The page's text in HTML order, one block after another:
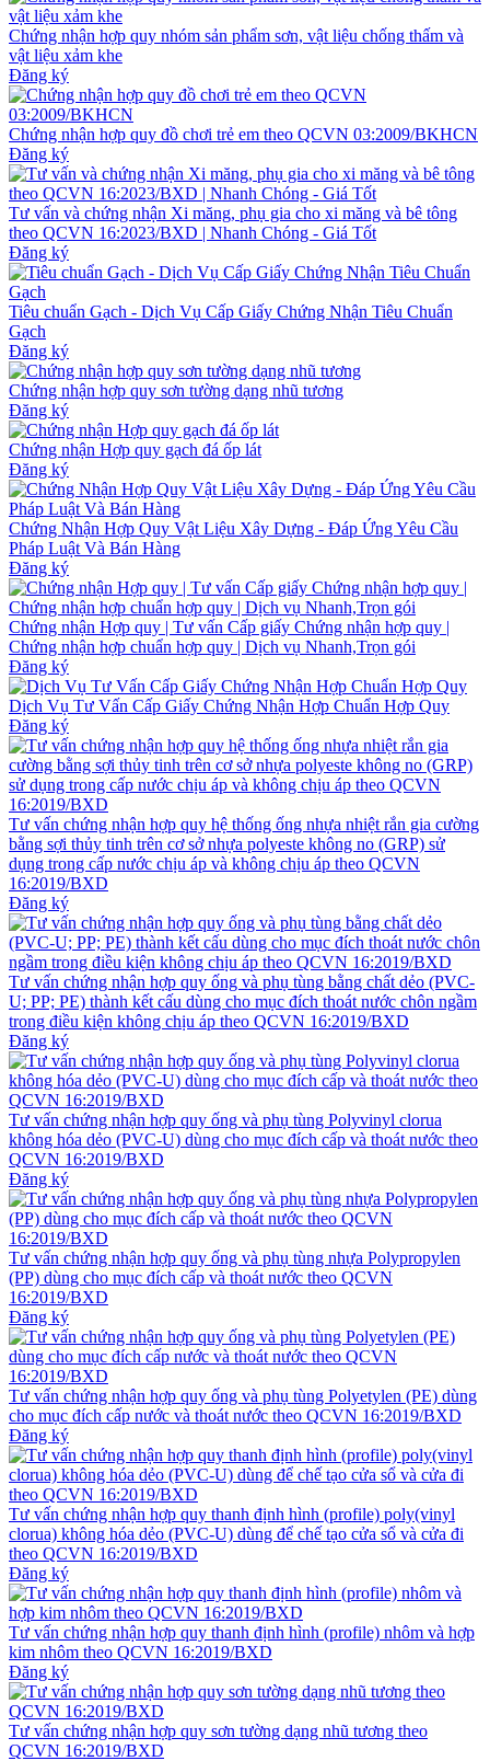
Chứng nhận hợp quy nhóm sản phẩm sơn, vật liệu chống thấm và
vật liệu xảm khe
Đăng ký
Chứng nhận hợp quy đồ chơi trẻ em theo QCVN 03:2009/BKHCN
Đăng ký
Tư vấn và chứng nhận Xi măng, phụ gia cho xi măng và bê tông
theo QCVN 16:2023/BXD | Nhanh Chóng - Giá Tốt
Đăng ký
Tiêu chuẩn Gạch - Dịch Vụ Cấp Giấy Chứng Nhận Tiêu Chuẩn
Gạch
Đăng ký
Chứng nhận hợp quy sơn tường dạng nhũ tương
Đăng ký
Chứng nhận Hợp quy gạch đá ốp lát
Đăng ký
Chứng Nhận Hợp Quy Vật Liệu Xây Dựng - Đáp Ứng Yêu Cầu
Pháp Luật Và Bán Hàng
Đăng ký
Chứng nhận Hợp quy | Tư vấn Cấp giấy Chứng nhận hợp quy |
Chứng nhận hợp chuẩn hợp quy | Dịch vụ Nhanh,Trọn gói
Đăng ký
Dịch Vụ Tư Vấn Cấp Giấy Chứng Nhận Hợp Chuẩn Hợp Quy
Đăng ký
Tư vấn chứng nhận hợp quy hệ thống ống nhựa nhiệt rắn gia cường
bằng sợi thủy tinh trên cơ sở nhựa polyeste không no (GRP) sử
dụng trong cấp nước chịu áp và không chịu áp theo QCVN
16:2019/BXD
Đăng ký
Tư vấn chứng nhận hợp quy ống và phụ tùng bằng chất dẻo (PVC-
U; PP; PE) thành kết cấu dùng cho mục đích thoát nước chôn ngầm
trong điều kiện không chịu áp theo QCVN 16:2019/BXD
Đăng ký
Tư vấn chứng nhận hợp quy ống và phụ tùng Polyvinyl clorua
không hóa dẻo (PVC-U) dùng cho mục đích cấp và thoát nước theo
QCVN 16:2019/BXD
Đăng ký
Tư vấn chứng nhận hợp quy ống và phụ tùng nhựa Polypropylen
(PP) dùng cho mục đích cấp và thoát nước theo QCVN
16:2019/BXD
Đăng ký
Tư vấn chứng nhận hợp quy ống và phụ tùng Polyetylen (PE) dùng
cho mục đích cấp nước và thoát nước theo QCVN 16:2019/BXD
Đăng ký
Tư vấn chứng nhận hợp quy thanh định hình (profile) poly(vinyl
clorua) không hóa dẻo (PVC-U) dùng để chế tạo cửa sổ và cửa đi
theo QCVN 16:2019/BXD
Đăng ký
Tư vấn chứng nhận hợp quy thanh định hình (profile) nhôm và hợp
kim nhôm theo QCVN 16:2019/BXD
Đăng ký
Tư vấn chứng nhận hợp quy sơn tường dạng nhũ tương theo
QCVN 16:2019/BXD